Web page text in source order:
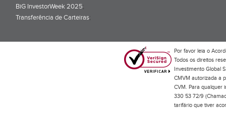
BiG InvestorWeek 2025;
Transferência de Carteiras;
Por favor leia o
Todos os direitos
Investimento Global
CMVM autorizada a
CVM. Para qualquer
330 53 72/9
tarifário que tiver